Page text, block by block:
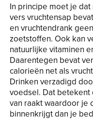
In principe moet je
vers vruchtensap
en vruchtendrank
zoetstoffen. Ook kan
natuurlijke vitaminen
Daarentegen bevat
calorieën net als
Drinken verzadigd
voedsel. Dat
van raakt waardoor je
binnenkrijgt dan je